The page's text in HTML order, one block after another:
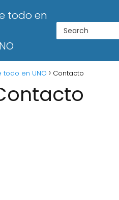
todo en
todo en UNO Contacto